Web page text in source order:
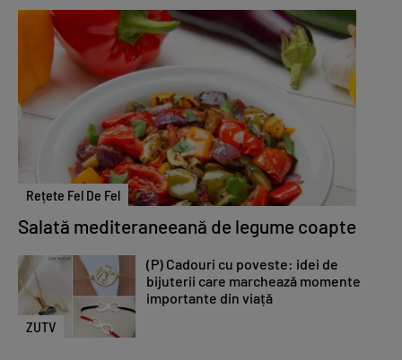
Rețete Fel De Fel
Salată mediteraneeană de legume coapte
ZUTV
(P) Cadouri cu poveste: idei de
bijuterii care marchează momente
importante din viață